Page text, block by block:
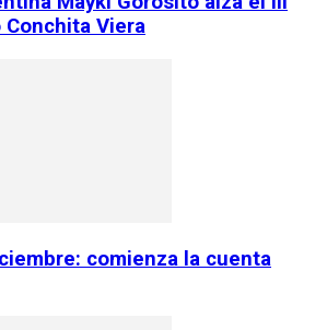
Conchita Viera
comienza la cuenta